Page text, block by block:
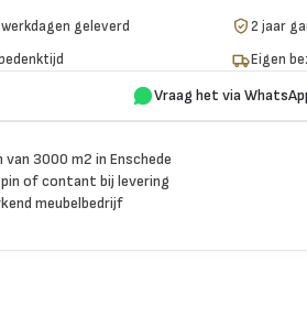
geleverd
2 jaar
Eigen
Vraag het via
3000 m2 in Enschede
pin of contant bij levering
meubelbedrijf